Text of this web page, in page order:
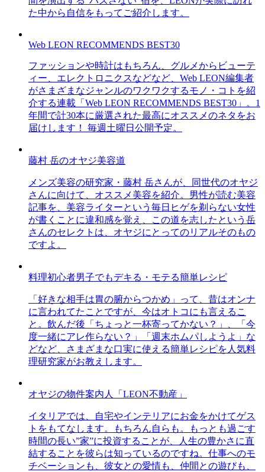
た中から自信をもってご紹介します。
Web LEON RECOMMENDS BEST30
ファッションや時計はもちろん、グルメからビューテ
ィー、エレクトロニクスなどなど、Web LEON編集者
がさまざまなジャンルのワクワクするモノ・コトを紹
介する連載「Web LEON RECOMMENDS BEST30」。1
年間で計30本に厳選された最高にオススメのネタをお
届けします！ 毎週土曜日公開予定。
藤村 岳のオヤジ美容道
メンズ美容の研究家・藤村 岳さんが、同世代のオヤジ
さんに向けて、オススメ美容を紹介。男性が読む美容
記事を、美容ライターという毎日ヒゲを剃らない女性
が書くことに違和感を覚え、この道を志したという岳
さんのセレクトは、オヤジにとってのリアルそのもの
ですよ。
料理初心者男子でもデキる・モテる簡単レシピ
「好きな相手は胃の腑からつかめ」って、昔はオンナ
に言われてたことですが、今はオトコにも言えるこ
と。飲んだ後「ちょっと一杯寄ってかない？」、「今
度一緒にアレ作らない？」「週末ホムパしようよ」な
どなど、さまざまな口実に使える簡単レシピを人気料
理研究家がお教えします。
オヤジの物件案内人「LEON不動産」
イタリアでは、自宅やインテリアにお金をかけてゲス
トをもてなします。もちろん自らも。もっとも過ごす
時間の長い”家”に投資することが、人生の豊かさに直
結することを彼らは知っているのですね。仕事へのモ
チベーションも、彼女との愛情も、仲間との遊びも、